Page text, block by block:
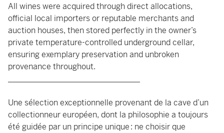
All wines were acquired through direct allocations,
official local importers or reputable merchants and
auction houses, then stored perfectly in the owner’s
private temperature-controlled underground cellar,
ensuring exemplary preservation and unbroken
provenance throughout.
Une sélection exceptionnelle provenant de la cave d’un
collectionneur européen, dont la philosophie a toujours
été guidée par un principe unique : ne choisir que